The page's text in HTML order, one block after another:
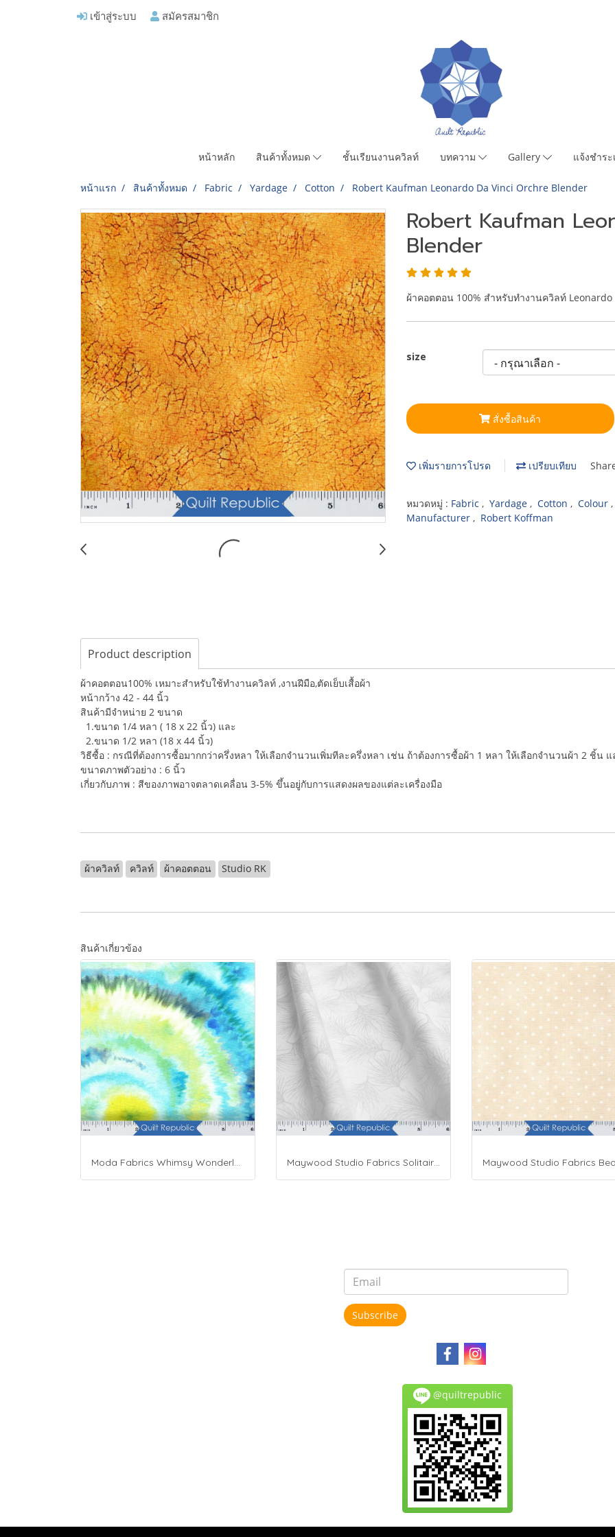
เข้าสู่ระบบ สมัครสมาชิก
หน้าหลัก สินค้าทั้งหมด ชั้นเรียนงานควิลท์ บทความ Gallery แจ้งชำระ
หน้าแรก สินค้าทั้งหมด Fabric Yardage Cotton Robert Kaufman Leonardo Da Vinci Orchre Blender
Robert Kaufman
Blender
ผ้าคอตตอน 100% สำหรับทำงานควิลท์
size
สั่งซื้อสินค้า
เพิ่มรายการโปรด เปรียบเทียบ
หมวดหมู่ : Fabric , Yardage , Cotton , Colour ,
Manufacturer , Robert Koffman
Product description
ผ้าคอตตอน100% เหมาะสำหรับใช้ทำงานควิลท์ ,งานฝีมือ,ตัดเย็บเสื้อผ้า
หน้ากว้าง 42 - 44 นิ้ว
สินค้ามีจำหน่าย 2 ขนาด
1.ขนาด 1/4 หลา ( 18 x 22 นิ้ว) และ
2.ขนาด 1/2 หลา (18 x 44 นิ้ว)
วิธีซื้อ : กรณีที่ต้องการซื้อมากกว่าครึ่งหลา ให้เลือกจำนวนเพิ่มทีละครึ่งหลา เช่น ถ้าต้องการซื้อผ้า 1 หลา ให้เลือกจำนวนผ้า 2 ชิ้น
ขนาดภาพตัวอย่าง : 6 นิ้ว
เกี่ยวกับภาพ : สีของภาพอาจตลาดเคลื่อน 3-5% ขึ้นอยู่กับการแสดงผลของแต่ละเครื่องมือ
ผ้าควิลท์ ควิลท์ ผ้าคอตตอน Studio RK
สินค้าเกี่ยวข้อง
Moda Fabrics Whimsy Wonderland Shakedown Street Spiral Breeze Maywood Studio Fabrics Solitaire Whites
Subscribe
@quiltrepublic